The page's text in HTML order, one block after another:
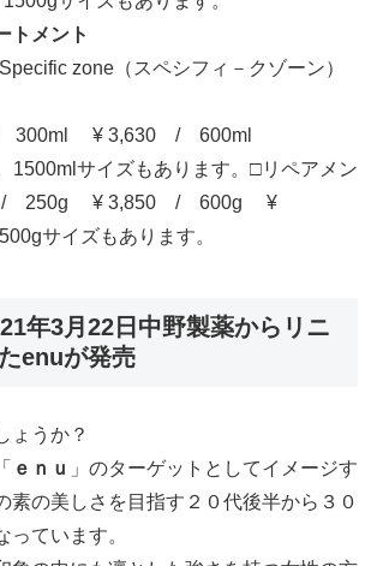
トメント
zone（スペシフィ－クゾーン）
¥ 3,630 / 600ml
1500mlサイズもあります。□リペアメン
/ 250g ¥ 3,850 / 600g ¥
サイズもあります。
年3月22日中野製薬からリニ
enuが発売
ょうか？
ｅｎｕ 」のターゲットとしてイメージす
素の美しさを目指す２０代後半から３０
っています。